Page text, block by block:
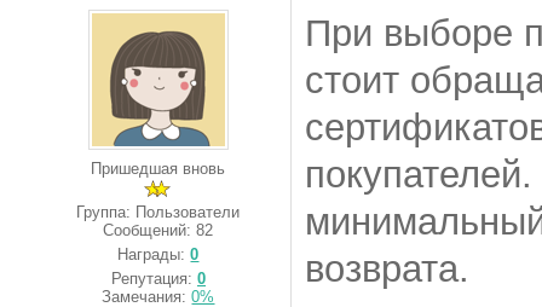
Пришедшая вновь
Группа: Пользователи
Сообщений:82
Награды:0
Репутация: 0
Замечания:0%
При выборе
стоит
возврата.